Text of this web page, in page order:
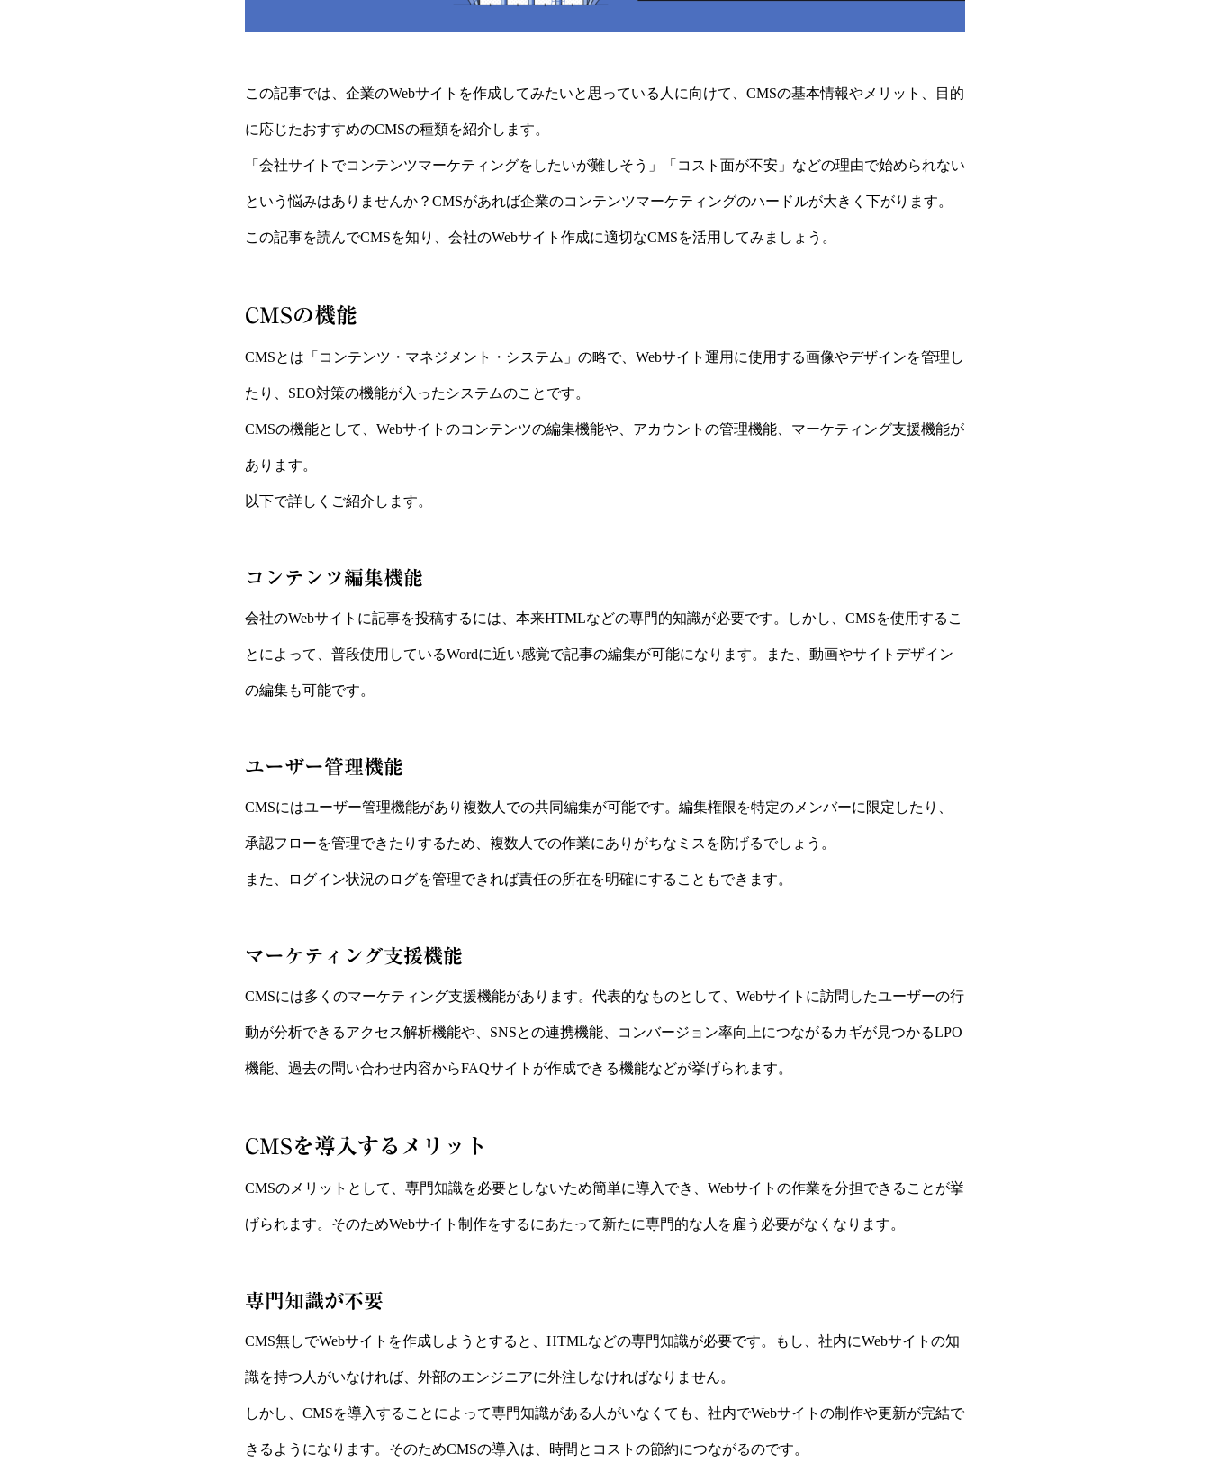
この記事では、企業のWebサイトを作成してみたいと思っている人に向けて、CMSの基本情報やメリット、目的
に応じたおすすめのCMSの種類を紹介します。
「会社サイトでコンテンツマーケティングをしたいが難しそう」「コスト面が不安」などの理由で始められない
という悩みはありませんか？CMSがあれば企業のコンテンツマーケティングのハードルが大きく下がります。
この記事を読んでCMSを知り、会社のWebサイト作成に適切なCMSを活用してみましょう。
CMSの機能
CMSとは「コンテンツ・マネジメント・システム」の略で、Webサイト運用に使用する画像やデザインを管理し
たり、SEO対策の機能が入ったシステムのことです。
CMSの機能として、Webサイトのコンテンツの編集機能や、アカウントの管理機能、マーケティング支援機能が
あります。
以下で詳しくご紹介します。
コンテンツ編集機能
会社のWebサイトに記事を投稿するには、本来HTMLなどの専門的知識が必要です。しかし、CMSを使用するこ
とによって、普段使用しているWordに近い感覚で記事の編集が可能になります。また、動画やサイトデザイン
の編集も可能です。
ユーザー管理機能
CMSにはユーザー管理機能があり複数人での共同編集が可能です。編集権限を特定のメンバーに限定したり、
承認フローを管理できたりするため、複数人での作業にありがちなミスを防げるでしょう。
また、ログイン状況のログを管理できれば責任の所在を明確にすることもできます。
マーケティング支援機能
CMSには多くのマーケティング支援機能があります。代表的なものとして、Webサイトに訪問したユーザーの行
動が分析できるアクセス解析機能や、SNSとの連携機能、コンバージョン率向上につながるカギが見つかるLPO
機能、過去の問い合わせ内容からFAQサイトが作成できる機能などが挙げられます。
CMSを導入するメリット
CMSのメリットとして、専門知識を必要としないため簡単に導入でき、Webサイトの作業を分担できることが挙
げられます。そのためWebサイト制作をするにあたって新たに専門的な人を雇う必要がなくなります。
専門知識が不要
CMS無しでWebサイトを作成しようとすると、HTMLなどの専門知識が必要です。もし、社内にWebサイトの知
識を持つ人がいなければ、外部のエンジニアに外注しなければなりません。
しかし、CMSを導入することによって専門知識がある人がいなくても、社内でWebサイトの制作や更新が完結で
きるようになります。そのためCMSの導入は、時間とコストの節約につながるのです。